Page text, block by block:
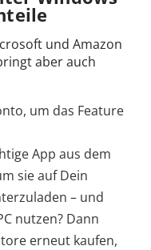
und Amazon
aber auch
um das Feature
App aus dem
sie auf Dein
– und
nutzen? Dann
erneut kaufen,